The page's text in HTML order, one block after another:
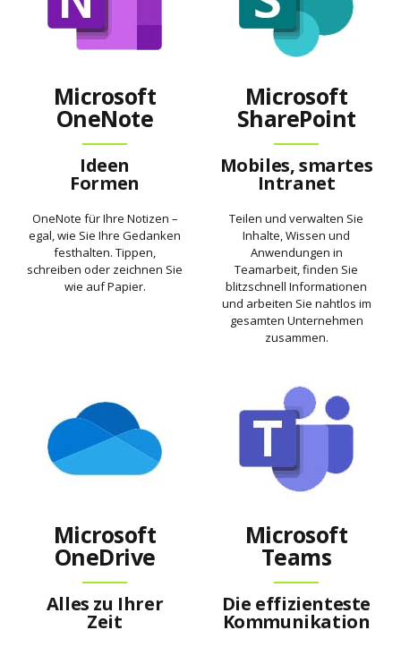
Microsoft
OneNote
Ideen
Formen
OneNote für Ihre Notizen –
egal, wie Sie Ihre Gedanken
festhalten. Tippen,
schreiben oder zeichnen Sie
wie auf Papier.
Microsoft
SharePoint
Mobiles, smartes
Intranet
Teilen und verwalten Sie
Inhalte, Wissen und
Anwendungen in
Teamarbeit, finden Sie
blitzschnell Informationen
und arbeiten Sie nahtlos im
gesamten Unternehmen
zusammen.
Microsoft
OneDrive
Alles zu Ihrer
Zeit
Microsoft
Teams
Die effizienteste
Kommunikation